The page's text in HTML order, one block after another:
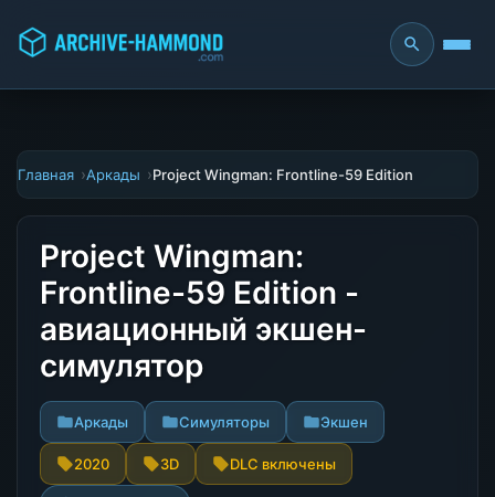
Главная Аркады Project Wingman: Frontline-59 Edition
Project Wingman:
Frontline-59 Edition -
авиационный экшен-
симулятор
Аркады Симуляторы Экшен
2020 3D DLC включены